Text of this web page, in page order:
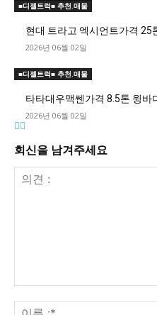
■디젤트럭■ 추천.매물
현대 트라고 엑시언트가격 25
2026년 06월 02일
■디젤트럭■ 추천.매물
타타대우맥쎈가격 8.5톤 윙바
2026년 06월 02일
회신을 남겨주세요
견